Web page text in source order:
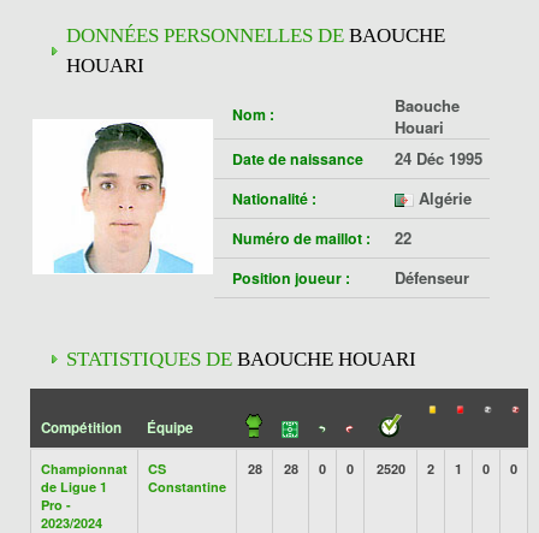
DONNÉES PERSONNELLES DE BAOUCHE
HOUARI
Nom :
Baouche
Houari
Date de naissance 24 Déc 1995
Nationalité : Algérie
Numéro de maillot : 22
Position joueur : Défenseur
STATISTIQUES DE BAOUCHE HOUARI
Compétition Équipe
Championnat
de Ligue 1
Pro -
2023/2024
CS
Constantine
28 28 0 0 2520 2 1 0 0